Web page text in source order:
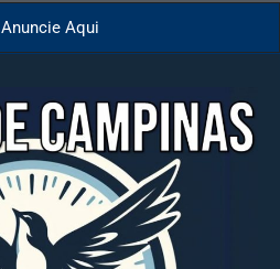
Anuncie Aqui